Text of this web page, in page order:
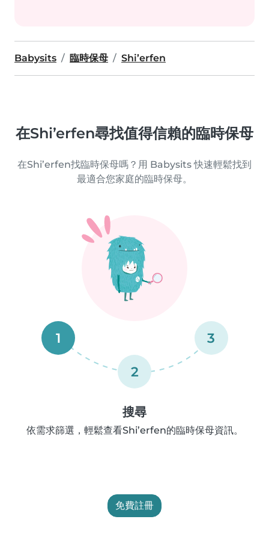
Babysits 臨時保母 Shi’erfen
在Shi’erfen尋找值得信賴的臨時保母
在Shi’erfen找臨時保母嗎？用 Babysits 快速輕鬆找到
最適合您家庭的臨時保母。
1
2
3
搜尋
依需求篩選，輕鬆查看Shi’erfen的臨時保母資訊。
免費註冊